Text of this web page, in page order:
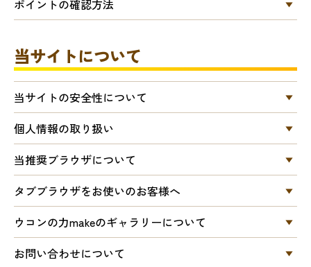
ポイントの確認方法
当サイトについて
当サイトの安全性について
個人情報の取り扱い
当推奨ブラウザについて
タブブラウザをお使いのお客様へ
ウコンの力makeのギャラリーについて
お問い合わせについて